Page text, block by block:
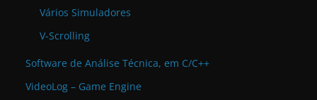
Vários Simuladores
V-Scrolling
Software de Análise Técnica, em C/C++
VideoLog – Game Engine